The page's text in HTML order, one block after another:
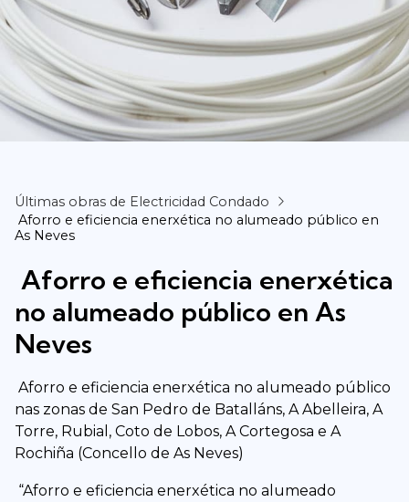
Últimas obras de Electricidad Condado
Aforro e eficiencia enerxética no alumeado público en
As Neves
Aforro e eficiencia enerxética
no alumeado público en As
Neves
Aforro e eficiencia enerxética no alumeado público
nas zonas de San Pedro de Batalláns, A Abelleira, A
Torre, Rubial, Coto de Lobos, A Cortegosa e A
Rochiña (Concello de As Neves)
“Aforro e eficiencia enerxética no alumeado